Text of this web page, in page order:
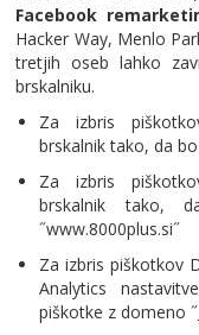
Facebook
Hacker Way, Menlo
tretjih oseb lahko
brskalniku.
Za izbris
brskalnik tako, da
Za izbris
brskalnik tako,
˝www.8000plus.si˝
Za izbris piškotkov
Analytics
piškotke z domeno